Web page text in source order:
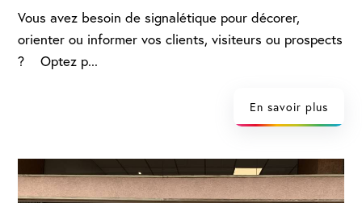
Vous avez besoin de signalétique pour décorer,
orienter ou informer vos clients, visiteurs ou prospects
? Optez p...
En savoir plus